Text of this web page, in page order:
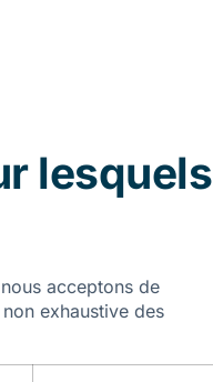
lesquels
acceptons de
exhaustive des